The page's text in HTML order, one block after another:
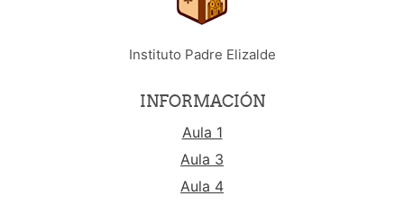
Instituto Padre Elizalde
INFORMACIÓN
Aula 1
Aula 3
Aula 4